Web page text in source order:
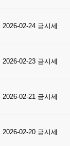
2026-02-24 금시세
2026-02-23 금시세
2026-02-21 금시세
2026-02-20 금시세